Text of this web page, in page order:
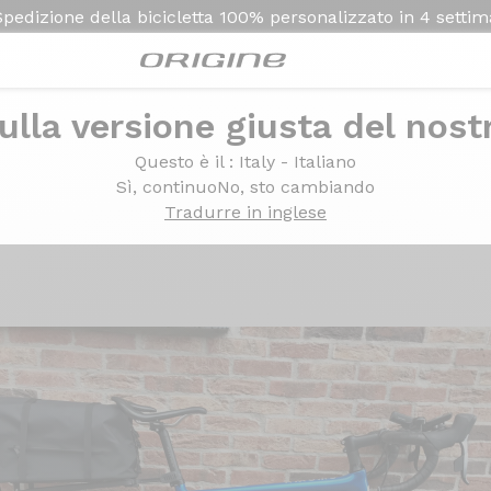
della bicicletta 100% personalizzato in 4
versione giusta del
Questo è il : Italy - Italiano
Sì, continuoNo, sto cambiando
Tradurre in inglese
Force AXS - Prymahl Orion C35 R
SRAM Force AXS -